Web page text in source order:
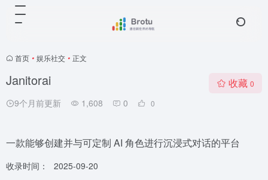
首页 • 娱乐社交 • 正文
Janitorai
9个月前更新 1,608 0 0
收藏 0
一款能够创建并与可定制 AI 角色进行沉浸式对话的平台
收录时间： 2025-09-20